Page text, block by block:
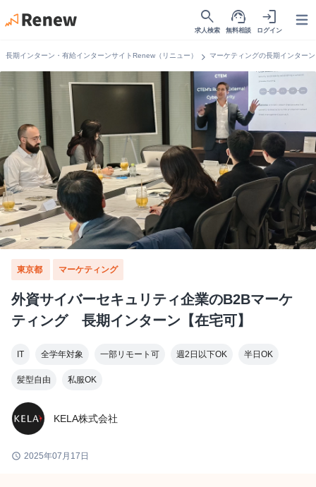
search
求人検索
support_agent
無料相談
login
ログイン
長期インターン・有給インターンサイトRenew（リニュー） chevron_right マーケティングの長期インター
東京都 マーケティング
外資サイバーセキュリティ企業のB2Bマーケ
ティング 長期インターン【在宅可】
IT 全学年対象 一部リモート可 週2日以下OK 半日OK
髪型自由 私服OK
KELA株式会社
schedule 2025年07月17日